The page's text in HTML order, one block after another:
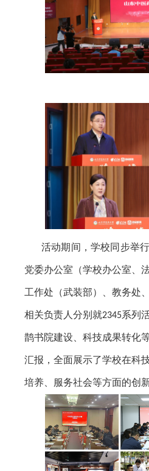
活动期间，学校同步举
党委办公室（学校办公室、
工作处（武装部）、教务处
相关负责人分别就2345系列
鹊书院建设、科技成果转化
汇报，全面展示了学校在科
培养、服务社会等方面的创